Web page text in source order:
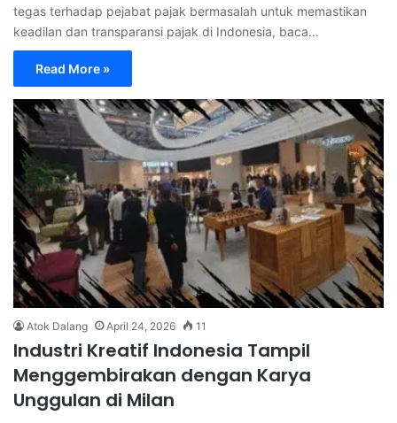
tegas terhadap pejabat pajak bermasalah untuk memastikan
keadilan dan transparansi pajak di Indonesia, baca…
Read More »
Atok Dalang April 24, 2026 11
Industri Kreatif Indonesia Tampil
Menggembirakan dengan Karya
Unggulan di Milan